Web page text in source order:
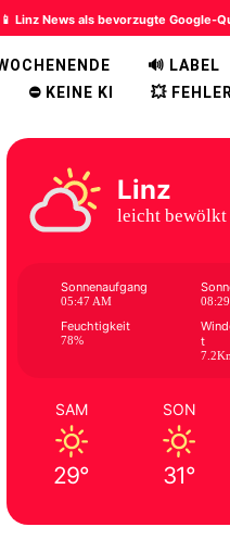
📱 Linz News als bevorzugte Google-
🔊 LABEL
⛔ KEINE KI 💥 FEHLER
Linz
leicht bewölkt
Sonnenaufgang
05:47 AM
Feuchtigkeit
78%
t
SAM
29°
SON
31°